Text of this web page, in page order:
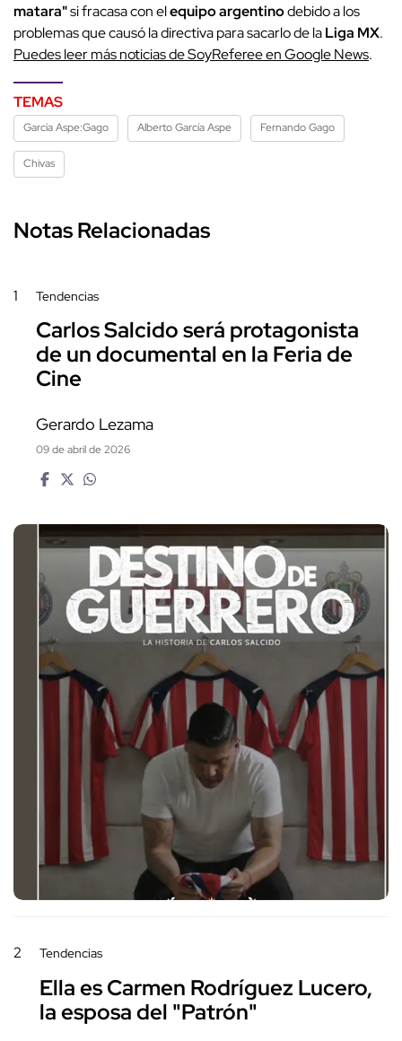
matara"si fracasa con elequipo argentinodebido a los
problemas que causó la directiva para sacarlo de laLiga MX.
Puedes leer más noticias de SoyReferee en Google News.
TEMAS
García Aspe:Gago Alberto García Aspe Fernando Gago
Chivas
Notas Relacionadas
1 Tendencias
Carlos Salcido será protagonista
de un documental en la Feria de
Cine
Gerardo Lezama
09 de abril de 2026
2 Tendencias
Ella es Carmen Rodríguez Lucero,
la esposa del "Patrón"